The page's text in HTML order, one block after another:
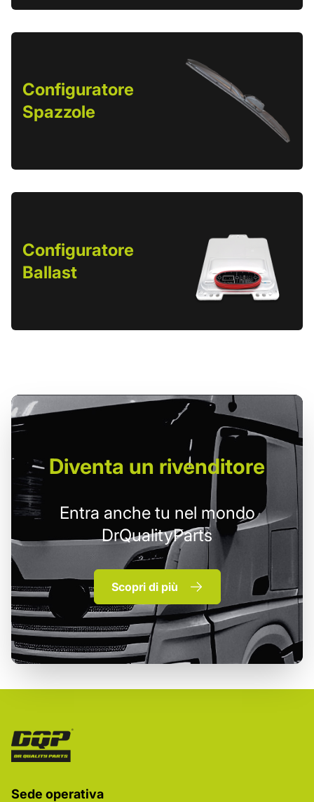
Configuratore
Spazzole
Configuratore
Ballast
Diventa un rivenditore
Entra anche tu nel mondo
DrQualityParts
Scopri di più
Sede operativa